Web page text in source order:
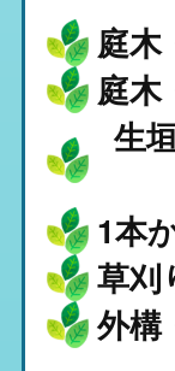
庭木
1本
庭木
草刈
生
外構